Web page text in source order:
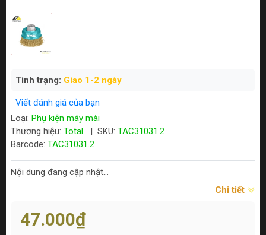
Tình trạng: Giao 1-2 ngày
Viết đánh giá của bạn
Loại: Phụ kiện máy mài
Thương hiệu: Total SKU: TAC31031.2
Barcode: TAC31031.2
Nội dung đang cập nhật...
Chi tiết
47.000₫